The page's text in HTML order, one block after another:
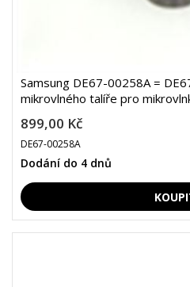
Samsung DE67-00258A =
mikrovlného talíře pro
899,00 Kč
DE67-00258A
Dodání do 4 dnů